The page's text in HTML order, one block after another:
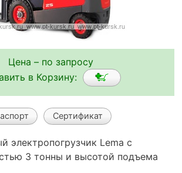
Цена – по запросу
в Корзину:
Сертификат
электропогрузчик Lema с
3 тонны и высотой подъема